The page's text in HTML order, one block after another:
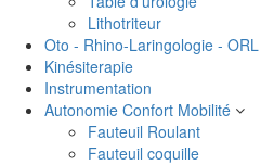
Lithotriteur
Oto - Rhino-Laringologie - ORL
Kinésiterapie
Instrumentation
Autonomie Confort Mobilité
Fauteuil Roulant
Fauteuil coquille